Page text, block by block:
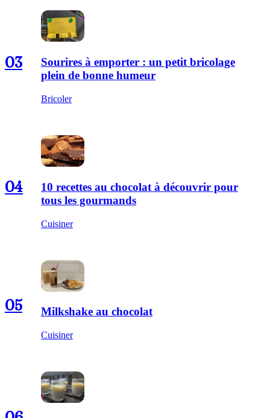
03
Sourires à emporter : un petit bricolage
plein de bonne humeur
Bricoler
04
10 recettes au chocolat à découvrir pour
tous les gourmands
Cuisiner
05 Milkshake au chocolat
Cuisiner